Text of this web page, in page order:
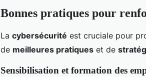
Bonnes pratiques pour
La cybersécurité est cruciale pour
de meilleures pratiques et de
Sensibilisation et formation des